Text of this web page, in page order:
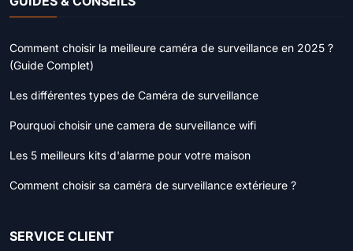
Comment choisir la meilleure caméra de surveillance en 2025 ?
(Guide Complet)
Les différentes types de Caméra de surveillance
Pourquoi choisir une camera de surveillance wifi
Les 5 meilleurs kits d'alarme pour votre maison
Comment choisir sa caméra de surveillance extérieure ?
SERVICE CLIENT